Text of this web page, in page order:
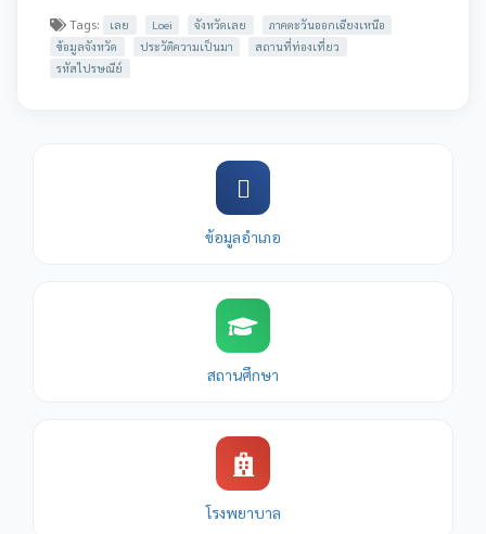
Tags: เลย Loei จังหวัดเลย
ภาคตะวันออกเฉียงเหนือ
ข้อมูลจังหวัด
ประวัติความเป็นมา
สถานที่ท่องเที่ยว
รหัสไปรษณีย์
ข้อมูลอำเภอ
สถานศึกษา
โรงพยาบาล